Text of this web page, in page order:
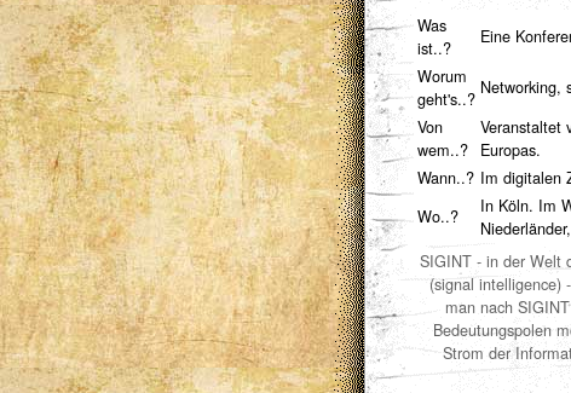
Was
ist..?
Eine
Worum
geht's..?
Networking,
Von
wem..?
Veranstaltet
Europas.
Wann..? Im digitalen
Wo..?
In Köln. Im
SIGINT - in der Welt
(signal intelligence)
man nach
Bedeutungspolen
Strom der